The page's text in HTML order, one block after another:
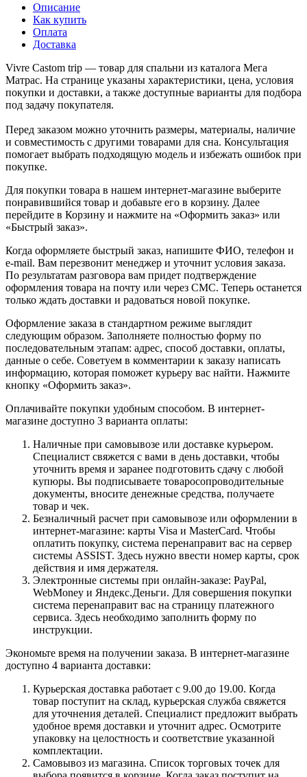
Описание
Как купить
Оплата
Доставка
Vivre Castom trip — товар для спальни из каталога Мега
Матрас. На странице указаны характеристики, цена, условия
покупки и доставки, а также доступные варианты для подбора
под задачу покупателя.
Перед заказом можно уточнить размеры, материалы, наличие
и совместимость с другими товарами для сна. Консультация
помогает выбрать подходящую модель и избежать ошибок при
покупке.
Для покупки товара в нашем интернет-магазине выберите
понравившийся товар и добавьте его в корзину. Далее
перейдите в Корзину и нажмите на «Оформить заказ» или
«Быстрый заказ».
Когда оформляете быстрый заказ, напишите ФИО, телефон и
e-mail. Вам перезвонит менеджер и уточнит условия заказа.
По результатам разговора вам придет подтверждение
оформления товара на почту или через СМС. Теперь останется
только ждать доставки и радоваться новой покупке.
Оформление заказа в стандартном режиме выглядит
следующим образом. Заполняете полностью форму по
последовательным этапам: адрес, способ доставки, оплаты,
данные о себе. Советуем в комментарии к заказу написать
информацию, которая поможет курьеру вас найти. Нажмите
кнопку «Оформить заказ».
Оплачивайте покупки удобным способом. В интернет-
магазине доступно 3 варианта оплаты:
Наличные при самовывозе или доставке курьером.
Специалист свяжется с вами в день доставки, чтобы
уточнить время и заранее подготовить сдачу с любой
купюры. Вы подписываете товаросопроводительные
документы, вносите денежные средства, получаете
товар и чек.
Безналичный расчет при самовывозе или оформлении в
интернет-магазине: карты Visa и MasterCard. Чтобы
оплатить покупку, система перенаправит вас на сервер
системы ASSIST. Здесь нужно ввести номер карты, срок
действия и имя держателя.
Электронные системы при онлайн-заказе: PayPal,
WebMoney и Яндекс.Деньги. Для совершения покупки
система перенаправит вас на страницу платежного
сервиса. Здесь необходимо заполнить форму по
инструкции.
Экономьте время на получении заказа. В интернет-магазине
доступно 4 варианта доставки:
Курьерская доставка работает с 9.00 до 19.00. Когда
товар поступит на склад, курьерская служба свяжется
для уточнения деталей. Специалист предложит выбрать
удобное время доставки и уточнит адрес. Осмотрите
упаковку на целостность и соответствие указанной
комплектации.
Самовывоз из магазина. Список торговых точек для